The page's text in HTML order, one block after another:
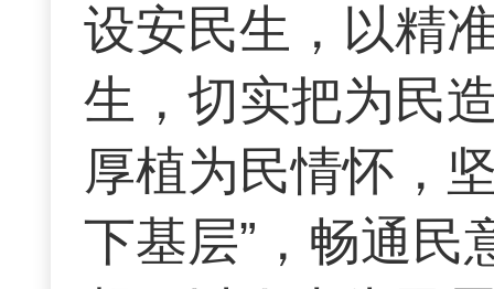
设安民生，以精
生，切实把为民
厚植为民情怀，
下基层”，畅通民